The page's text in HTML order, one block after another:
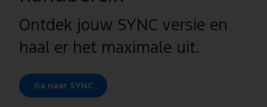
Ontdek jouw SYNC versie en
haal er het maximale uit.
Ga naar SYNC